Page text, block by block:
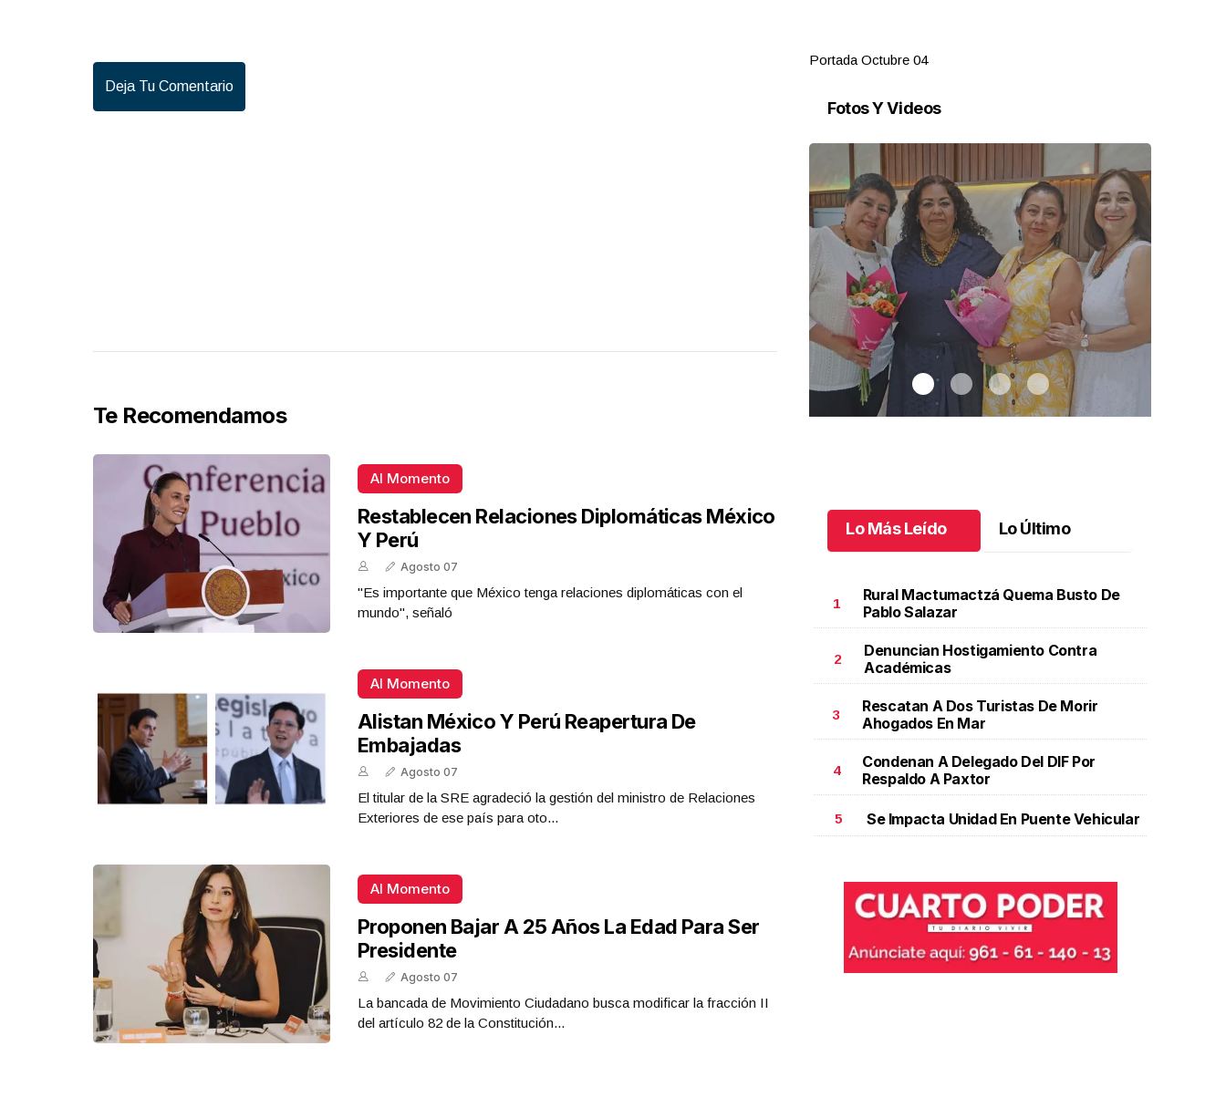
Deja Tu Comentario
Te Recomendamos
Al Momento
Restablecen Relaciones Diplomáticas México
Y Perú
Agosto 07
"Es importante que México tenga relaciones diplomáticas con el
mundo", señaló
Al Momento
Alistan México Y Perú Reapertura De
Embajadas
Agosto 07
El titular de la SRE agradeció la gestión del ministro de Relaciones
Exteriores de ese país para oto...
Al Momento
Proponen Bajar A 25 Años La Edad Para Ser
Presidente
Agosto 07
La bancada de Movimiento Ciudadano busca modificar la fracción II
del artículo 82 de la Constitución...
Portada Octubre 04
Fotos Y Videos
Una emotiva jubilación en educación especial.Una
emotiva jubilación en educación especial
Octubre 04 l
Lo Más Leído Lo Último
1
Rural Mactumactzá Quema Busto De
Pablo Salazar
2
Denuncian Hostigamiento Contra
Académicas
3
Rescatan A Dos Turistas De Morir
Ahogados En Mar
4
Condenan A Delegado Del DIF Por
Respaldo A Paxtor
5 Se Impacta Unidad En Puente Vehicular